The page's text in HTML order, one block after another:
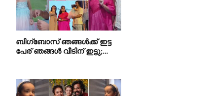
ബിഗ്‌ബോസ് ഞങ്ങൾക്ക് ഇട്ട
പേര് ഞങ്ങൾ വീടിന് ഇട്ടു;…